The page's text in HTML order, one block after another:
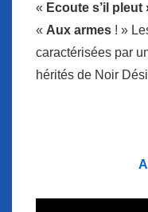
« Ecoute s’il pleut
« Aux armes ! »
caractérisées par
hérités de Noir